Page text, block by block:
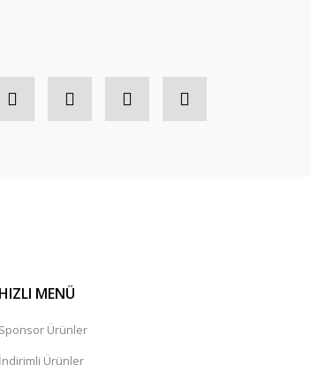
HIZLI MENÜ
Sponsor Ürünler
İndirimli Ürünler